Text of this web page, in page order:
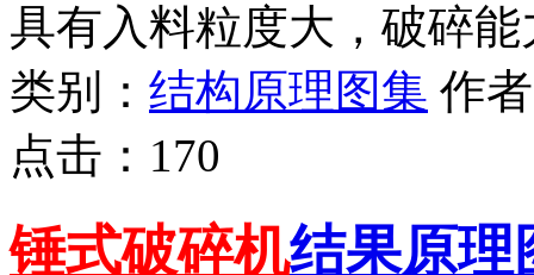
具有入料粒度大，破碎
类别： 结构原理图集 作
点击： 170
锤式破碎机结果原理